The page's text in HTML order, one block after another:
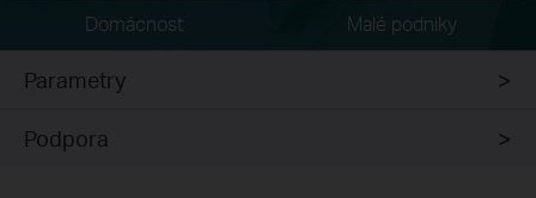
Domácnost Malé podniky
Parametry
Podpora